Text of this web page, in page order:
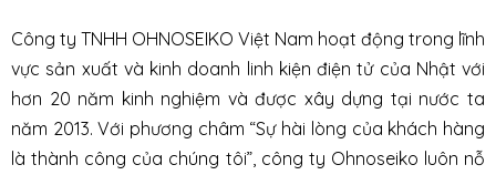
Công ty TNHH OHNOSEIKO Việt Nam hoạt động trong lĩnh
vực sản xuất và kinh doanh linh kiện điện tử của Nhật với
hơn 20 năm kinh nghiệm và được xây dựng tại nước ta
năm 2013. Với phương châm “Sự hài lòng của khách hàng
là thành công của chúng tôi”, công ty Ohnoseiko luôn nỗ